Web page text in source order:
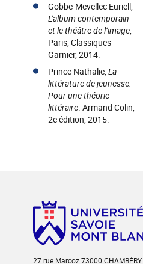
Gobbe-Mevellec Euriell,
L’album contemporain
et le théâtre de l’image,
Paris, Classiques
Garnier, 2014.
Prince Nathalie,La
littérature de jeunesse.
Pour une théorie
littéraire. Armand Colin,
2e édition, 2015.
27 rue Marcoz 73000 CHAMBÉRY